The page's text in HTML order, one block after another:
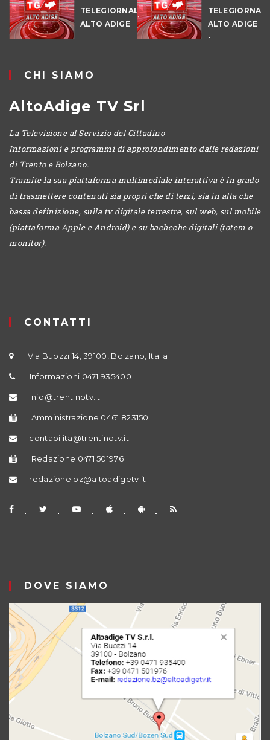
TELEGIORNALE
ALTO ADIGE
TELEGIORNALE
ALTO ADIGE
-
CHI SIAMO
AltoAdige TV Srl
La Televisione al Servizio del Cittadino
Informazioni e programmi di approfondimento dalle redazioni
di Trento e Bolzano.
Tramite la sua piattaforma multimediale interattiva è in grado
di trasmettere contenuti sia propri che di terzi, sia in alta che
bassa definizione, sulla tv digitale terrestre, sul web, sul mobile
(piattaforma Apple e Android) e su bacheche digitali (totem o
monitor).
CONTATTI
Via Buozzi 14, 39100, Bolzano, Italia
Informazioni 0471 935400
info@trentinotv.it
Amministrazione 0461 823150
contabilita@trentinotv.it
Redazione 0471 501976
redazione.bz@altoadigetv.it
DOVE SIAMO